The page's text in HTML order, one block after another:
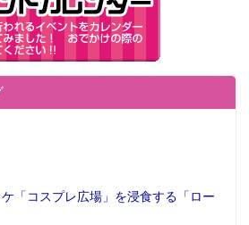
ケ「コスプレ広場」を浸食する「ロー